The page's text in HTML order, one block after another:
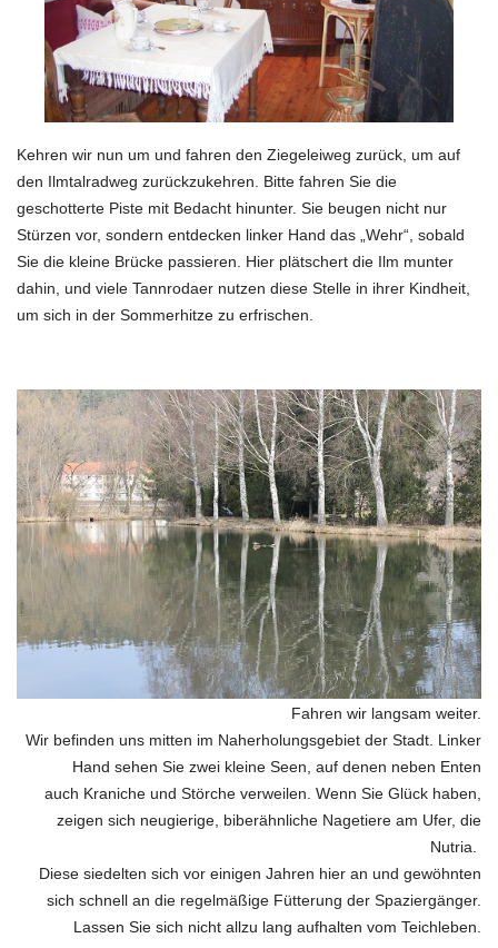
Kehren wir nun um und fahren den Ziegeleiweg zurück, um auf
den Ilmtalradweg zurückzukehren. Bitte fahren Sie die
geschotterte Piste mit Bedacht hinunter. Sie beugen nicht nur
Stürzen vor, sondern entdecken linker Hand das „Wehr“, sobald
Sie die kleine Brücke passieren. Hier plätschert die Ilm munter
dahin, und viele Tannrodaer nutzen diese Stelle in ihrer Kindheit,
um sich in der Sommerhitze zu erfrischen.
Fahren wir langsam weiter.
Wir befinden uns mitten im Naherholungsgebiet der Stadt. Linker
Hand sehen Sie zwei kleine Seen, auf denen neben Enten
auch Kraniche und Störche verweilen. Wenn Sie Glück haben,
zeigen sich neugierige, biberähnliche Nagetiere am Ufer, die
Nutria.
Diese siedelten sich vor einigen Jahren hier an und gewöhnten
sich schnell an die regelmäßige Fütterung der Spaziergänger.
Lassen Sie sich nicht allzu lang aufhalten vom Teichleben.